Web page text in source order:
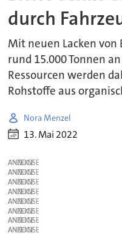
durch
Mit neuen Lacken von
rund 15.000 Tonnen
Ressourcen werden
Rohstoffe aus
Nora Menzel
13. Mai 2022
ANZEIGE
ANZEIGE
ANZEIGE
ANZEIGE
ANZEIGE
ANZEIGE
ANZEIGE
ANZEIGE